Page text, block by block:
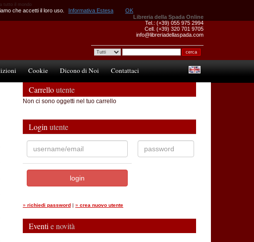
tutto il mondo
Libreria della Spada Online
Tel.: (+39) 055 975 2994
Cell. (+39) 320 701 9705
info@libreriadellaspada.com
Cookie Dicono di Noi Contattaci
Carrelloutente
Non ci sono oggetti nel tuo carrello
Login utente
» richiedi password | » crea nuovo utente
Eventi e novità
che accetti il loro uso. Informativa Estesa OK